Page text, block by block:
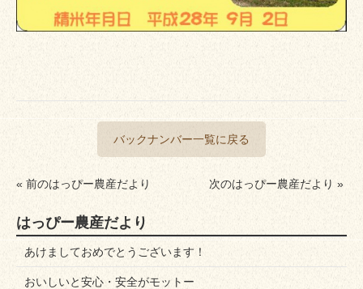
バックナンバー一覧に戻る
« 前のはっぴー農産だより 次のはっぴー農産だより »
はっぴー農産だより
あけましておめでとうございます！
おいしいと安心・安全がモットー